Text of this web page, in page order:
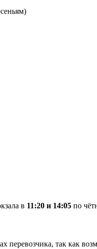
в 11:20 и 14:05 по
перевозчика, так как